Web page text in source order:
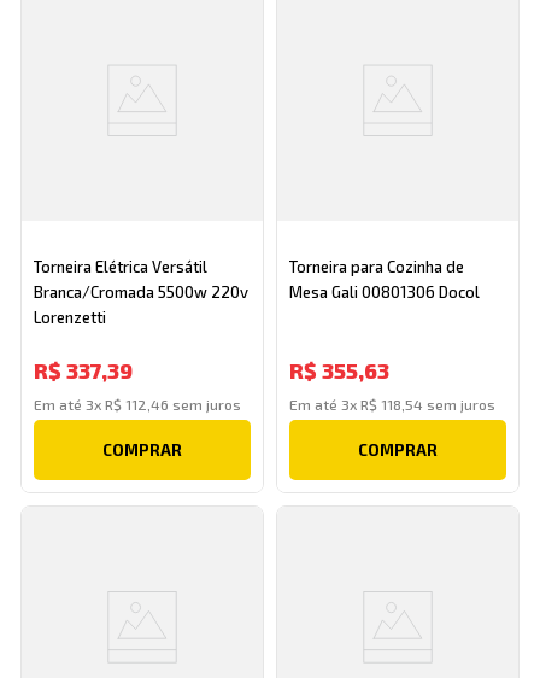
Torneira Elétrica Versátil
Branca/Cromada 5500w 220v
Lorenzetti
R$ 337,39
Em até 3xR$ 112 ,46 sem juros
COMPRAR
Torneira para Cozinha de
Mesa Gali 00801306 Docol
R$ 355,63
Em até 3x R$ 118 54 sem juros
COMPRAR